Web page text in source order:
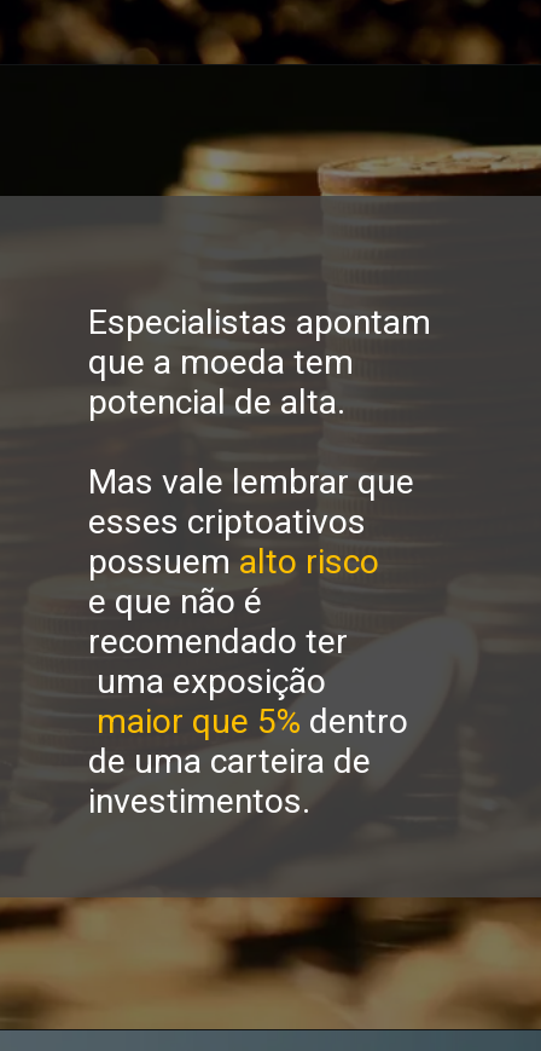
Especialistas apontam
que a moeda tem
potencial de alta.
Mas vale lembrar que
esses criptoativos
possuem alto risco
e que não é
recomendado ter
uma exposição
maior que 5% dentro
de uma carteira de
investimentos.